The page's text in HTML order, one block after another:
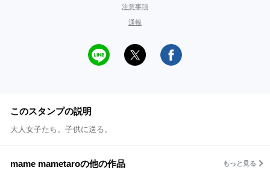
注意事項
通報
このスタンプの説明
大人女子たち。子供に送る。
mame mametaroの他の作品 もっと見る